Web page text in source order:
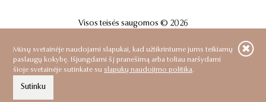
Mūsų svetainėje naudojami slapukai, kad užtikrintume jums teikiamų
paslaugų kokybę. Išjungdami šį pranešimą arba toliau naršydami
šioje svetainėje sutinkate su slapukų naudojimo politika.
Sutinku
Visos teisės saugomos © 2026